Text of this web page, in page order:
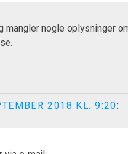
mangler nogle oplysninger
2018 KL. 9:20: